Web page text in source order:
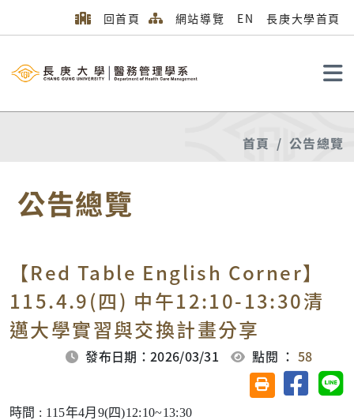
回首頁 網站導覽 EN 長庚大學首頁
首頁 公告總覽
公告總覽
【Red Table English Corner】
115.4.9(四) 中午12:10-13:30清
邁大學實習與交換計畫分享
發布日期：2026/03/31 點閱 ：58
友善列印(另開視
分享至
時間 : 115年4月9(四)12:10~13:30